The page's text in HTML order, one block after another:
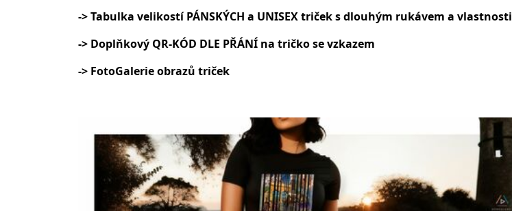
-> Tabulka velikostí PÁNSKÝCH a UNISEX triček s dlouhým rukávem a vlastnosti
-> Doplňkový QR-KÓD DLE PŘÁNÍ na tričko se vzkazem
-> FotoGalerie obrazů triček